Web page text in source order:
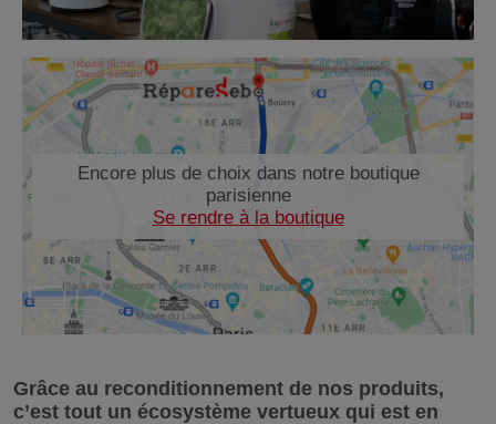
Encore plus de choix dans notre boutique
parisienne
Se rendre à la boutique
Grâce au reconditionnement de nos produits,
c’est tout un écosystème vertueux qui est en